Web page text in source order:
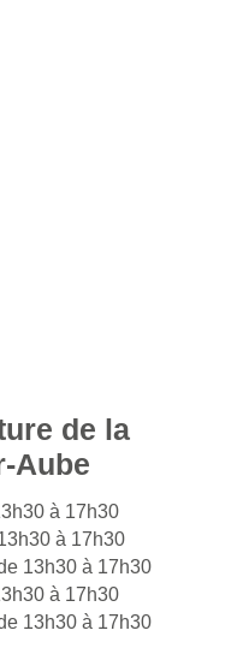
de la
Aube
à 17h30
à 17h30
13h30 à 17h30
à 17h30
13h30 à 17h30